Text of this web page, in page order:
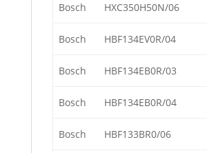
Bosch HXC350H50N/06
Bosch HBF134EV0R/04
Bosch HBF134EB0R/03
Bosch HBF134EB0R/04
Bosch HBF133BR0/06